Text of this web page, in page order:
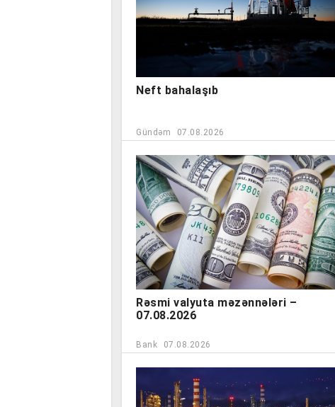
Neft bahalaşıb
Gündəm 07.08.2026
Rəsmi valyuta məzənnələri –
07.08.2026
Bank 07.08.2026